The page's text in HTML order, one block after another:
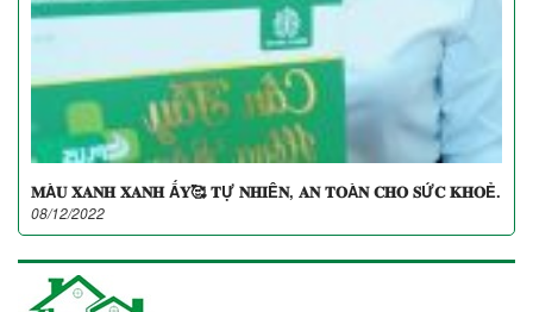
𝐌À𝐔 𝐗𝐀𝐍𝐇 𝐗𝐀𝐍𝐇 Ấ𝐘🥰 𝐓Ự 𝐍𝐇𝐈Ê𝐍, 𝐀𝐍 𝐓𝐎À𝐍 𝐂𝐇𝐎 𝐒Ứ𝐂 𝐊𝐇𝐎Ẻ.
08/12/2022